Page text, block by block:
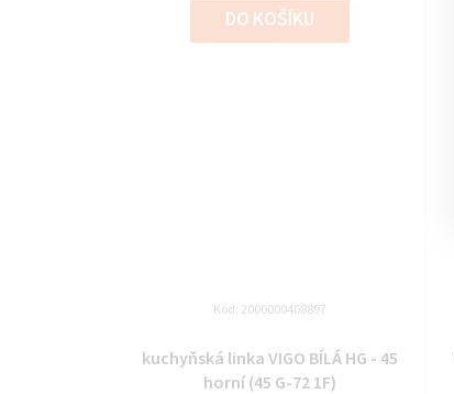
DO KOŠÍKU
kuchyňská linka VIGO BÍLÁ HG - 45
horní (45 G-72 1F)
Kód: 2000000408897